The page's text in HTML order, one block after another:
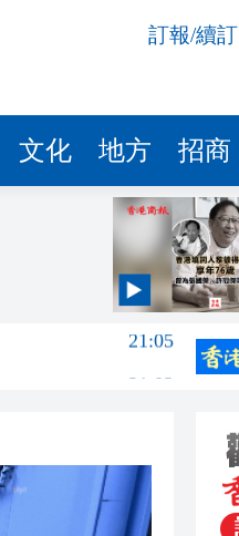
訂報/續訂
文化 地方 招商
21:05
20:14